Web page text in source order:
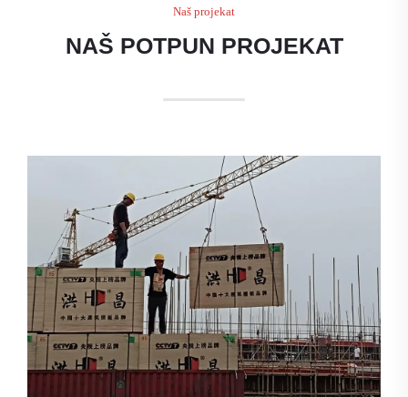
Naš projekat
NAŠ POTPUN PROJEKAT